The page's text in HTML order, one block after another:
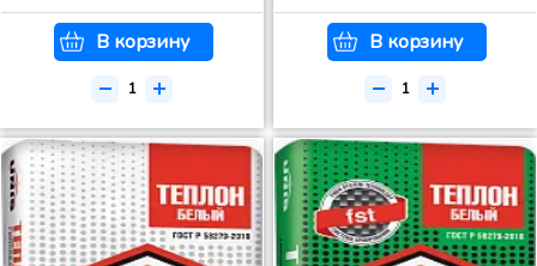
В корзину В корзину